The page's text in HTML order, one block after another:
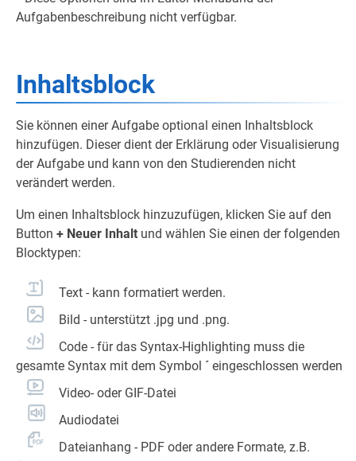
Aufgabenbeschreibung nicht verfügbar.
Inhaltsblock
Sie können einer Aufgabe optional einen Inhaltsblock
hinzufügen. Dieser dient der Erklärung oder Visualisierung
der Aufgabe und kann von den Studierenden nicht
verändert werden.
Um einen Inhaltsblock hinzuzufügen, klicken Sie auf den
Button + Neuer Inhalt und wählen Sie einen der folgenden
Blocktypen:
Text - kann formatiert werden.
Bild - unterstützt .jpg und .png.
Code - für das Syntax-Highlighting muss die
gesamte Syntax mit dem Symbol ´ eingeschlossen werden
Video- oder GIF-Datei
Audiodatei
Dateianhang - PDF oder andere Formate, z.B.